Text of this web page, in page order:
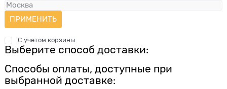
С учетом корзины
Выберите способ доставки:
Способы оплаты, доступные при
выбранной доставке: